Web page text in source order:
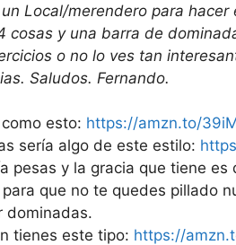
Local/merendero para
cosas y una barra de
o no lo ves tan
Saludos. Fernando.
esto: https://amzn.to/
sería algo de este estilo:
pesas y la gracia que tiene
que no te quedes pillado
dominadas.
tienes este tipo: https://